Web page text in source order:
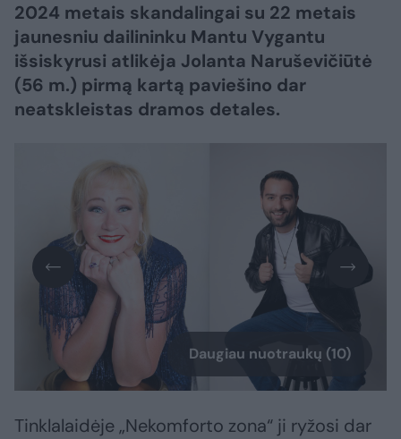
2024 metais skandalingai su 22 metais
jaunesniu dailininku Mantu Vygantu
išsiskyrusi atlikėja Jolanta Naruševičiūtė
(56 m.) pirmą kartą paviešino dar
neatskleistas dramos detales.
Daugiau nuotraukų (10)
Tinklalaidėje „Nekomforto zona“ ji ryžosi dar